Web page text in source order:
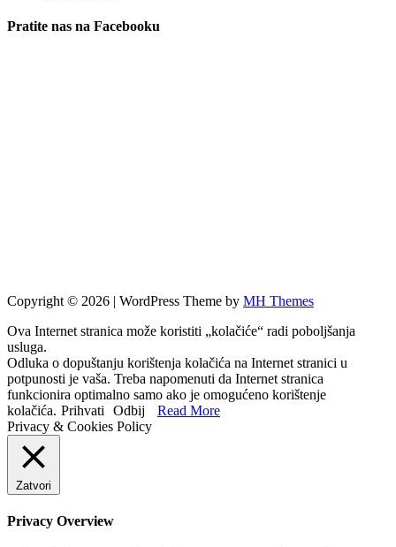
Pratite nas na Facebooku
Copyright © 2026 | WordPress Theme by MH Themes
Ova Internet stranica može koristiti „kolačiće“ radi poboljšanja
usluga.
Odluka o dopuštanju korištenja kolačića na Internet stranici u
potpunosti je vaša. Treba napomenuti da Internet stranica
funkcionira optimalno samo ako je omogućeno korištenje
kolačića. Prihvati Odbij
Read More
Privacy & Cookies Policy
Zatvori
Privacy Overview